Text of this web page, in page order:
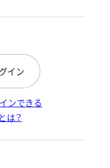
イン
ンできる
は？